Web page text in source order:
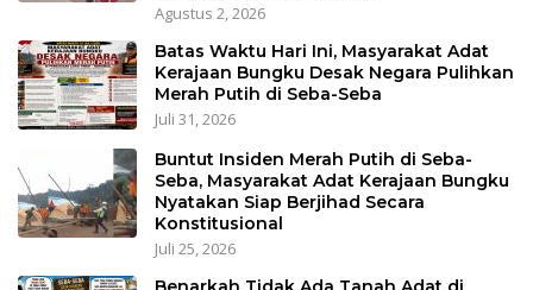
Agustus 2, 2026
Batas Waktu Hari Ini, Masyarakat Adat
Kerajaan Bungku Desak Negara Pulihkan
Merah Putih di Seba-Seba
Juli 31, 2026
Buntut Insiden Merah Putih di Seba-
Seba, Masyarakat Adat Kerajaan Bungku
Nyatakan Siap Berjihad Secara
Konstitusional
Juli 25, 2026